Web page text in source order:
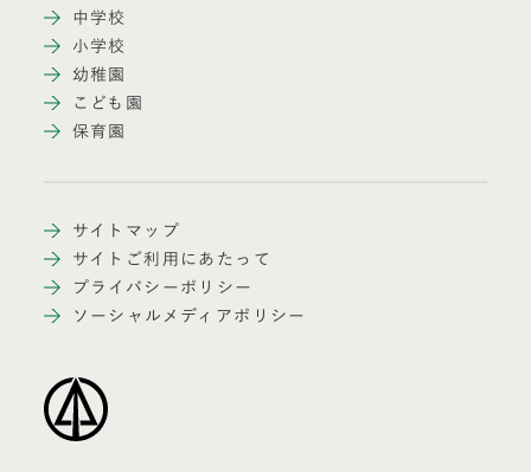
中学校
小学校
幼稚園
こども園
保育園
サイトマップ
サイトご利用にあたって
プライバシーポリシー
ソーシャルメディアポリシー